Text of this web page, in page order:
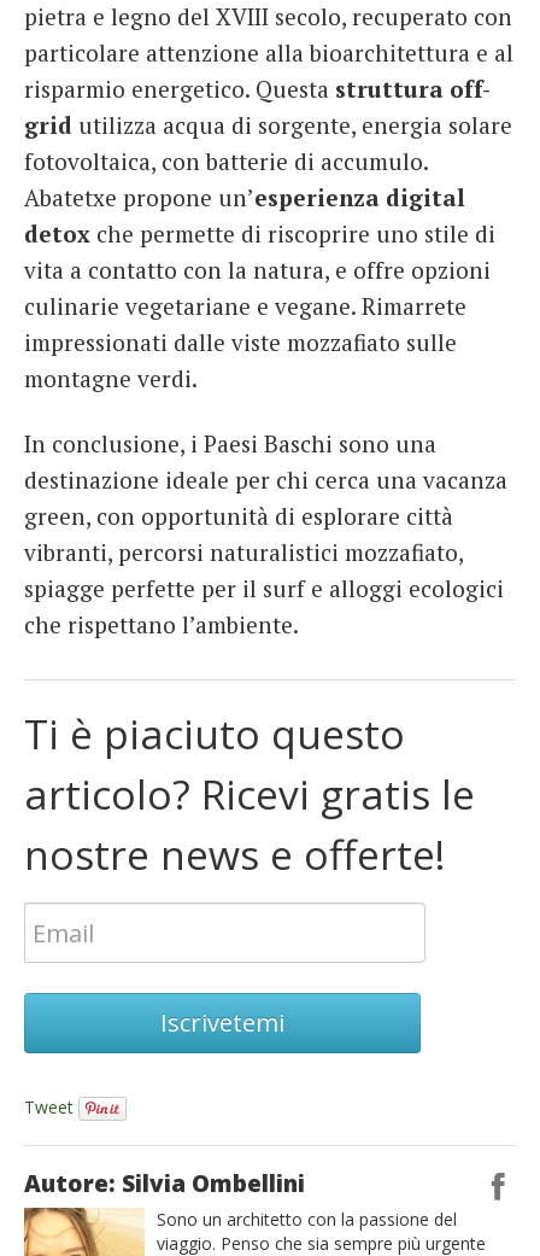
pietra e legno del XVIII secolo, recuperato con
particolare attenzione alla bioarchitettura e al
risparmio energetico. Questa struttura off-
grid utilizza acqua di sorgente, energia solare
fotovoltaica, con batterie di accumulo.
Abatetxe propone un’esperienza digital
detox che permette di riscoprire uno stile di
vita a contatto con la natura, e offre opzioni
culinarie vegetariane e vegane. Rimarrete
impressionati dalle viste mozzafiato sulle
montagne verdi.
In conclusione, i Paesi Baschi sono una
destinazione ideale per chi cerca una vacanza
green, con opportunità di esplorare città
vibranti, percorsi naturalistici mozzafiato,
spiagge perfette per il surf e alloggi ecologici
che rispettano l’ambiente.
Ti è piaciuto questo
articolo? Ricevi gratis le
nostre news e offerte!
Iscrivetemi
Tweet
Autore: Silvia Ombellini
Sono un architetto con la passione del
viaggio. Penso che sia sempre più urgente